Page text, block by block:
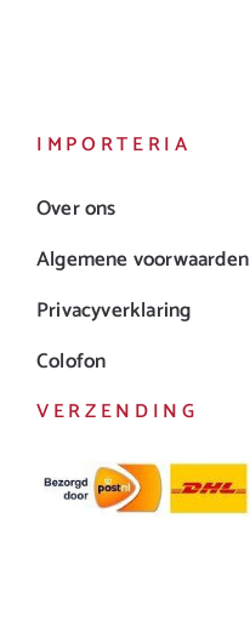
IMPORTERIA
Over ons
Algemene voorwaarden
Privacyverklaring
Colofon
VERZENDING